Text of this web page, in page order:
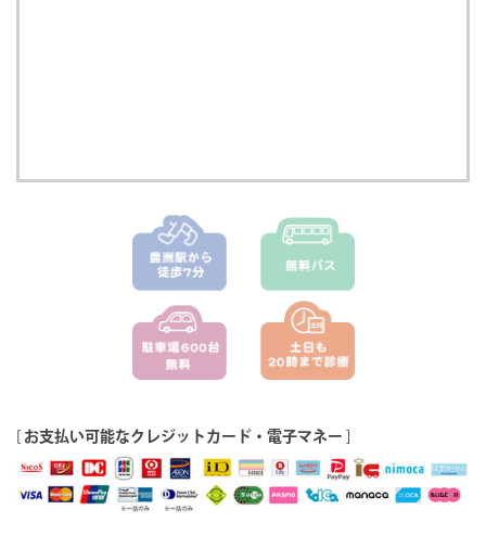
お支払い可能なクレジットカード・電子マネー